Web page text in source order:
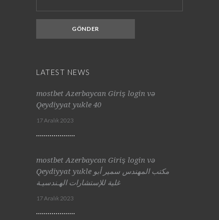
LATEST NEWS
mostbet Azerbaycan Giriş login və
Qeydiyyat yukle 40
17 Aralık 2023
mostbet Azerbaycan Giriş login və
Qeydiyyat yukle مكتب المهندس سمير أبو
غلية للإستشارات الهـندسيـة
17 Aralık 2023